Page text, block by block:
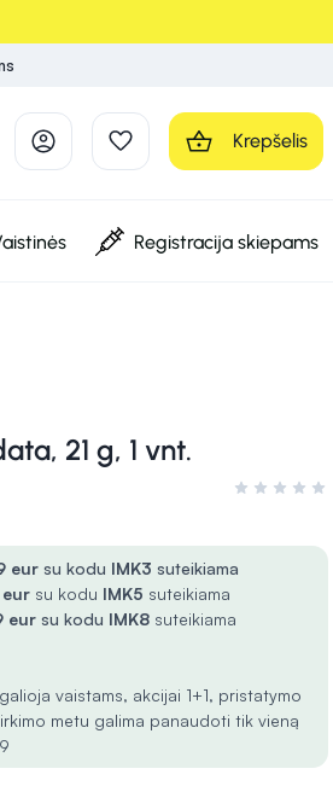
Krepšelis
Registracija skiepams
21 g, 1 vnt.
Įvertinimas
eur su kodu IMK3 suteikiama
su kodu IMK5 suteikiama
eur su kodu IMK8 suteikiama
vaistams, akcijai 1+1, pristatymo
metu galima panaudoti tik vieną